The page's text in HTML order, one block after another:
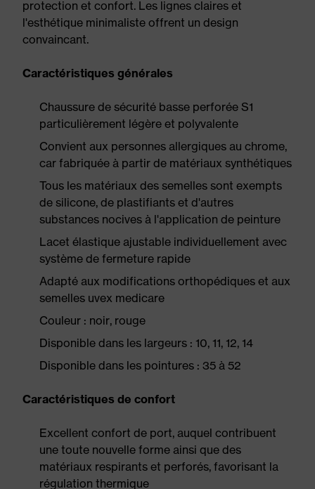
protection et confort. Les lignes claires et
l'esthétique minimaliste offrent un design
convaincant.
Caractéristiques générales
Chaussure de sécurité basse perforée S1
particulièrement légère et polyvalente
Convient aux personnes allergiques au chrome,
car fabriquée à partir de matériaux synthétiques
Tous les matériaux des semelles sont exempts
de silicone, de plastifiants et d'autres
substances nocives à l'application de peinture
Lacet élastique ajustable individuellement avec
système de fermeture rapide
Adapté aux modifications orthopédiques et aux
semelles uvex medicare
Couleur : noir, rouge
Disponible dans les largeurs : 10, 11, 12, 14
Disponible dans les pointures : 35 à 52
Caractéristiques de confort
Excellent confort de port, auquel contribuent
une toute nouvelle forme ainsi que des
matériaux respirants et perforés, favorisant la
régulation thermique